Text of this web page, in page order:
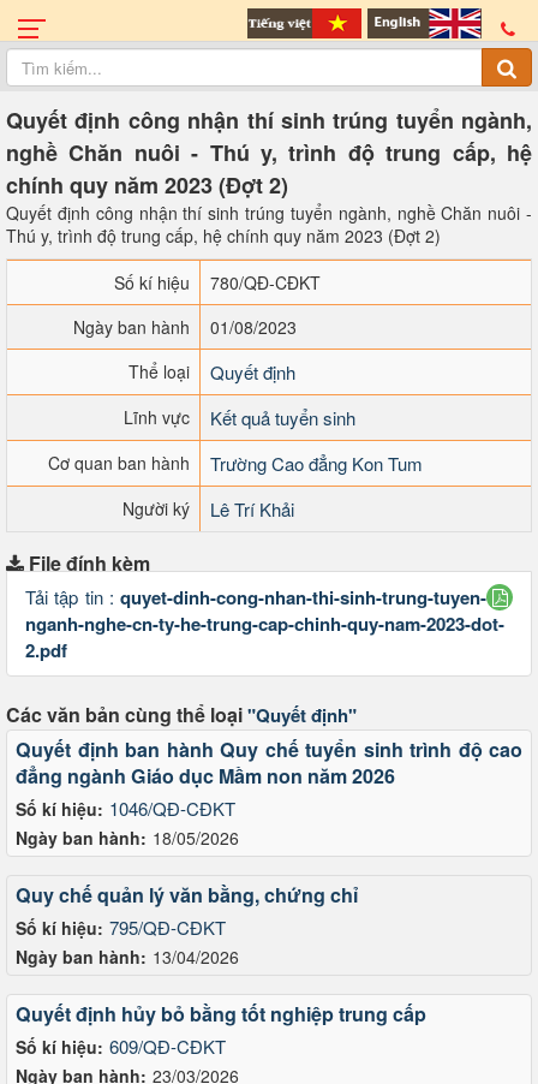
Quyết định công nhận thí sinh trúng tuyển ngành,
nghề Chăn nuôi - Thú y, trình độ trung cấp, hệ
chính quy năm 2023 (Đợt 2)
Quyết định công nhận thí sinh trúng tuyển ngành, nghề Chăn nuôi -
Thú y, trình độ trung cấp, hệ chính quy năm 2023 (Đợt 2)
Số kí hiệu
780/QĐ-CĐKT
Ngày ban hành
01/08/2023
Thể loại
Quyết định
Lĩnh vực Kết quả tuyển sinh
Cơ quan ban hành Trường Cao đẳng Kon Tum
Người ký Lê Trí Khải
File đính kèm
Tải tập tin : quyet-dinh-cong-nhan-thi-sinh-trung-tuyen-
nganh-nghe-cn-ty-he-trung-cap-chinh-quy-nam-2023-dot-
2.pdf
Các văn bản cùng thể loại"Quyết định"
Số kí hiệu: 1046/QĐ-CĐKT
Ngày ban hành: 18/05/2026
Quyết định ban hành Quy chế tuyển sinh trình độ cao
đẳng ngành Giáo dục Mầm non năm 2026
Số kí hiệu: 795/QĐ-CĐKT
Ngày ban hành: 13/04/2026
Quy chế quản lý văn bằng, chứng chỉ
Số kí hiệu: 609/QĐ-CĐKT
Ngày ban hành: 23/03/2026
Quyết định hủy bỏ bằng tốt nghiệp trung cấp